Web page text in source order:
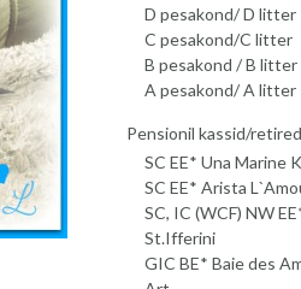
D pesakond/ D litter
C pesakond/C litter
B pesakond / B litter
A pesakond/ A litter
Pensionil kassid/
SC EE* Una Marine
SC EE* Arista
SC, IC (WCF) NW
St.Ifferini
GIC BE* Baie des